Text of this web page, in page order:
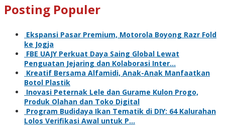
Posting Populer
Ekspansi Pasar Premium, Motorola Boyong Razr Fold
ke Jogja
FBE UAJY Perkuat Daya Saing Global Lewat
Penguatan Jejaring dan Kolaborasi Inter…
Kreatif Bersama Alfamidi, Anak-Anak Manfaatkan
Botol Plastik
Inovasi Peternak Lele dan Gurame Kulon Progo,
Produk Olahan dan Toko Digital
Program Budidaya Ikan Tematik di DIY: 64 Kalurahan
Lolos Verifikasi Awal untuk P…